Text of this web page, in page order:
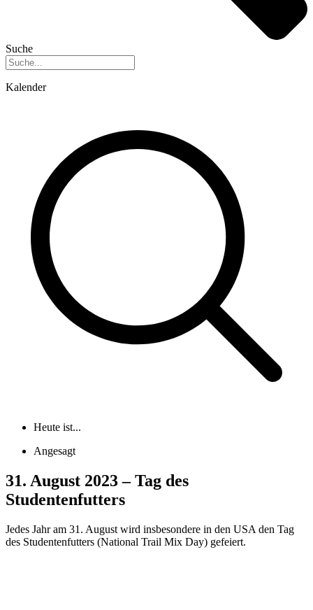
Suche
Kalender
Heute ist...
Angesagt
31. August 2023 – Tag des
Studentenfutters
Jedes Jahr am 31. August wird insbesondere in den USA den Tag
des Studentenfutters (National Trail Mix Day) gefeiert.